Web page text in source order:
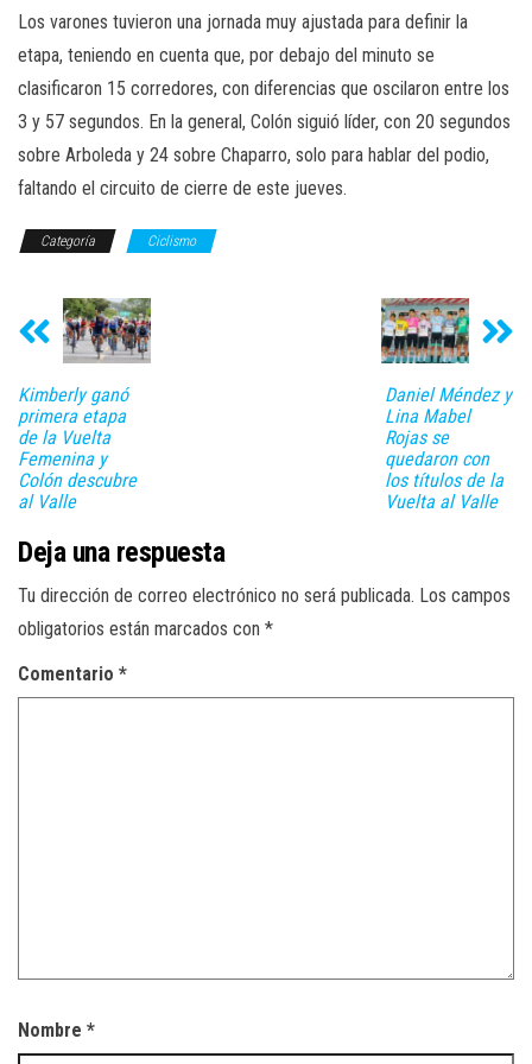
Los varones tuvieron una jornada muy ajustada para definir la
etapa, teniendo en cuenta que, por debajo del minuto se
clasificaron 15 corredores, con diferencias que oscilaron entre los
3 y 57 segundos. En la general, Colón siguió líder, con 20 segundos
sobre Arboleda y 24 sobre Chaparro, solo para hablar del podio,
faltando el circuito de cierre de este jueves.
Categoría Ciclismo
Kimberly ganó
primera etapa
de la Vuelta
Femenina y
Colón descubre
al Valle
Daniel Méndez y
Lina Mabel
Rojas se
quedaron con
los títulos de la
Vuelta al Valle
Deja una respuesta
Tu dirección de correo electrónico no será publicada. Los campos
obligatorios están marcados con *
Comentario *
Nombre *